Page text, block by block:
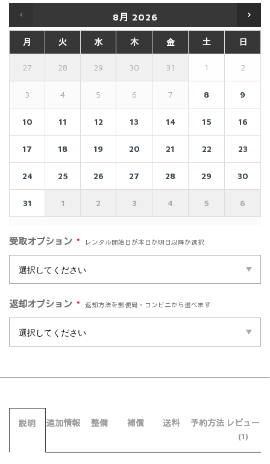
8月 2026
月 火 水 木 金 土 日
27 28 29 30 31 1 2
3 4 5 6 7 8 9
10 11 12 13 14 15 16
17 18 19 20 21 22 23
24 25 26 27 28 29 30
31 1 2 3 4 5 6
受取オプション * レンタル開始日が本日か明日以降か選択
返却オプション * 返却方法を郵便局・コンビニから選べます
説明 追加情報 整備 補償 送料 予約方法 レビュー
(1)